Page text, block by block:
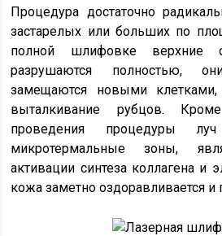
Процедура достаточно
застарелых или больших по
полной шлифовке верхние
разрушаются полностью,
замещаются новыми
выталкивание рубцов.
проведения процедуры
микротермальные зоны,
активации синтеза коллагена и
кожа заметно оздоравливается и